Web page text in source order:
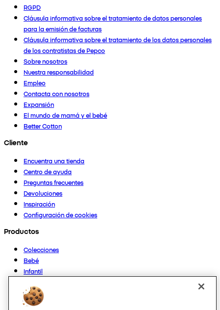
RGPD
Cláusula informativa sobre el tratamiento de datos personales
para la emisión de facturas
Cláusula informativa sobre el tratamiento de los datos personales
de los contratistas de Pepco
Sobre nosotros
Nuestra responsabilidad
Empleo
Contacta con nosotros
Expansión
El mundo de mamá y el bebé
Better Cotton
Cliente
Encuentra una tienda
Centro de ayuda
Preguntas frecuentes
Devoluciones
Inspiración
Configuración de cookies
Productos
Colecciones
Bebé
Infantil
Mujer
Hombre